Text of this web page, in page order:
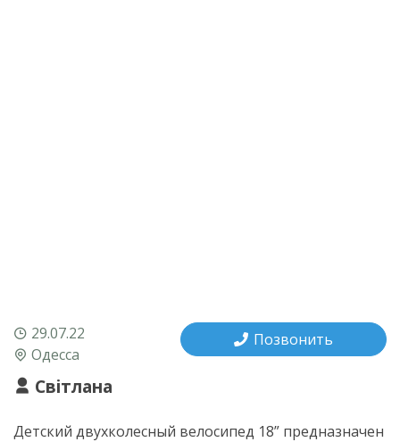
29.07.22
Одесса
Світлана
Позвонить
Детский двухколесный велосипед 18” предназначен